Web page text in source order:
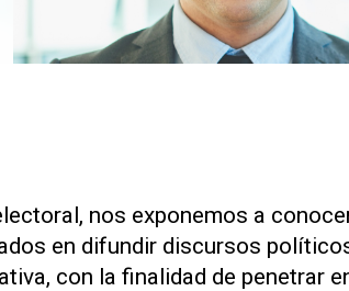
nos exponemos a
en difundir discursos
con la finalidad de penetrar